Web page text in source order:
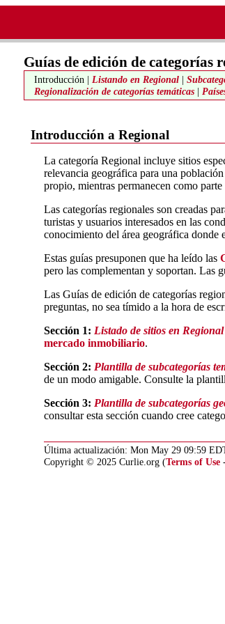
Guías de edición de categorías
Introducción | Listando en Regional |
Regionalización de categorías temáticas |
Introducción a Regional
La categoría Regional incluye sitios
relevancia geográfica para una
propio, mientras permanecen como
Las categorías regionales son creadas
turistas y usuarios interesados en las
conocimiento del área geográfica donde
Estas guías presuponen que ha leído las
pero las complementan y soportan. Las
Las Guías de edición de categorías
preguntas, no sea tímido a la hora de
Sección 1: Listado de sitios en Regional
mercado inmobiliario.
Sección 2: Plantilla de subcategorías
de un modo amigable. Consulte la
Sección 3: Plantilla de subcategorías
consultar esta sección cuando cree
Última actualización:Mon May 29 09:59
Copyright © 2025 Curlie.org (Terms of Use